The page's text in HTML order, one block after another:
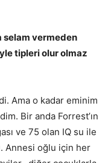
selam vermeden
tipleri olur olmaz
Ama o kadar eminim
Bir anda Forrest’ın
ve 75 olan IQ su ile
Annesi oğlu için her